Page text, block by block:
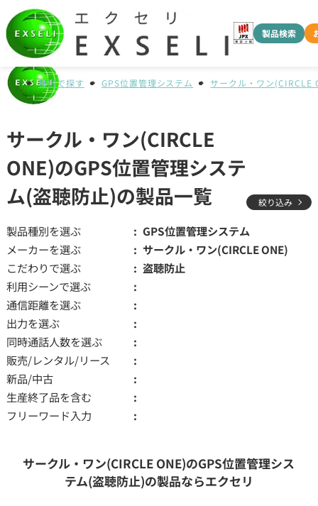
製品検索
種別で探す GPS位置管理システム サークル・ワン(CIRCLE
サークル・ワン(CIRCLE
ONE)のGPS位置管理システ
ム(盗聴防止)の製品一覧
絞り込み
製品種別を選ぶ
GPS位置管理システム
メーカーを選ぶ
サークル・ワン(CIRCLE ONE)
こだわりで選ぶ
盗聴防止
利用シーンで選ぶ
通信距離を選ぶ
出力を選ぶ
同時通話人数を選ぶ
販売/レンタル/リース
新品/中古
生産終了品を含む
フリーワード入力
サークル・ワン(CIRCLE ONE)のGPS位置管理シス
テム(盗聴防止)の製品ならエクセリ